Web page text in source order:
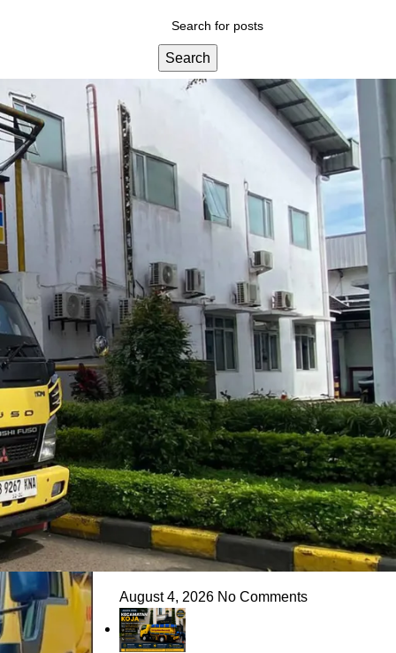
Search
Categories
Blog
Layanan Kami
Tips & Edukasi
Wawasan Umum
Recent Posts
Jasa Sedot WC Kecamatan Cilincing,
Cepat & Harga Terjangkau
August 4, 2026 No Comments
Jasa Sedot WC Kecamatan Kelapa Gading,
Cepat & Harga Terjangkau
August 4, 2026 No Comments